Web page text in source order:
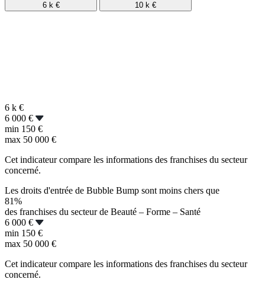
6 k € 10 k €
6 k €
6 000 €
min 150 €
max 50 000 €
Cet indicateur compare les informations des franchises du secteur
concerné.
Les droits d'entrée de Bubble Bump sont moins chers que
81%
des franchises du secteur de Beauté – Forme – Santé
6 000 €
min 150 €
max 50 000 €
Cet indicateur compare les informations des franchises du secteur
concerné.